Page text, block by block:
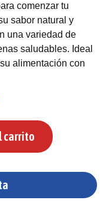
comenzar tu
sabor natural y
una variedad de
saludables. Ideal
alimentación con
carrito